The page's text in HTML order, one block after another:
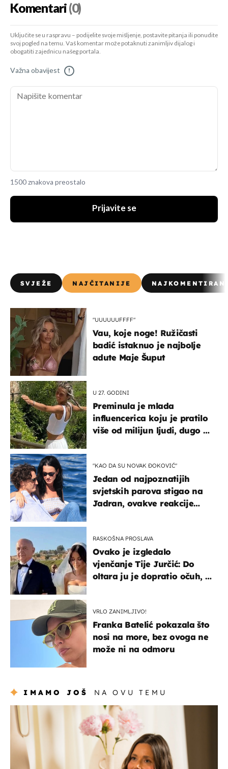
Komentari(0)
Uključite se u raspravu – podijelite svoje mišljenje, postavite pitanja ili ponudite
svoj pogled na temu. Vaš komentar može potaknuti zanimljiv dijalog i
obogatiti zajednicu našeg portala.
Važna obavijest !
1500 znakova preostalo
Prijavite se
SVJEŽE NAJČITANIJE
"UUUUUUFFFF"
Vau, koje noge! Ružičasti
badić istaknuo je najbolje
adute Maje Šuput
U 27. GODINI
Preminula je mlada
influencerica koju je pratilo
više od milijun ljudi, dugo se
"KAO DA SU NOVAK ĐOKOVIĆ"
Jedan od najpoznatijih
svjetskih parova stigao na
Jadran, ovakve reakcije
RASKOŠNA PROSLAVA
Ovako je izgledalo
vjenčanje Tije Jurčić: Do
oltara ju je dopratio očuh, a
VRLO ZANIMLJIVO!
Franka Batelić pokazala što
nosi na more, bez ovoga ne
može ni na odmoru
IMAMO JOŠ NA OVU TEMU
moda & ljepota